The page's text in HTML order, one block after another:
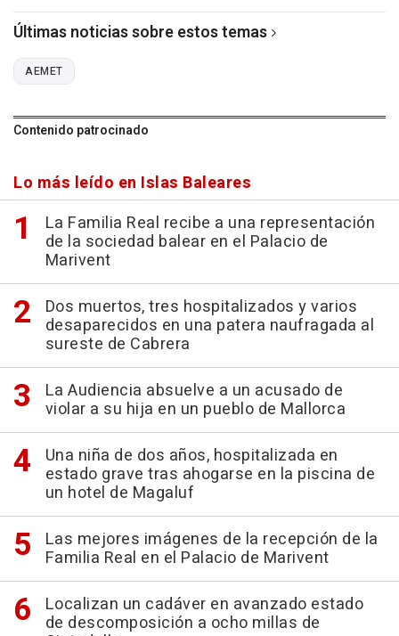
Últimas noticias sobre estos temas
AEMET
Contenido patrocinado
Lo más leído en Islas Baleares
La Familia Real recibe a una representación
de la sociedad balear en el Palacio de
Marivent
Dos muertos, tres hospitalizados y varios
desaparecidos en una patera naufragada al
sureste de Cabrera
La Audiencia absuelve a un acusado de
violar a su hija en un pueblo de Mallorca
Una niña de dos años, hospitalizada en
estado grave tras ahogarse en la piscina de
un hotel de Magaluf
Las mejores imágenes de la recepción de la
Familia Real en el Palacio de Marivent
Localizan un cadáver en avanzado estado
de descomposición a ocho millas de